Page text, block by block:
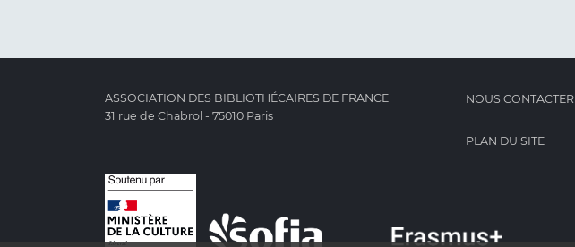
ASSOCIATION DES BIBLIOTHÉCAIRES DE FRANCE
31 rue de Chabrol - 75010 Paris
NOUS CONTACTER
PLAN DU SITE